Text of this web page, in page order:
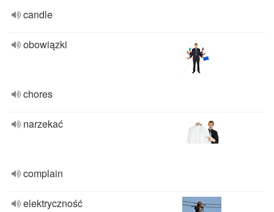
candle
obowiązki
chores
narzekać
complain
elektryczność